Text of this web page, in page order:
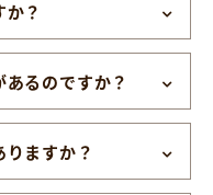
？
るのですか？
ますか？